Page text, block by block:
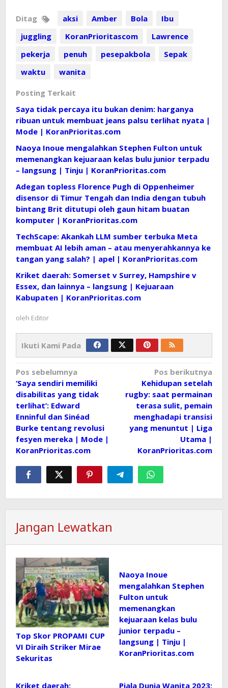
Ditag aksi Amber Bola
Ibu
juggling
KoranPrioritascom
Lawrence
pekerja
penuh pesepakbola
Sepak
waktu
wanita
Posting Terkait
Saya tidak percaya itu bukan denim: harganya
ribuan untuk membuat jeans palsu terlihat nyata |
Mode | KoranPrioritas.com
Naoya Inoue mengalahkan Stephen Fulton untuk
memenangkan kejuaraan kelas bulu junior terpadu
– langsung | Tinju | KoranPrioritas.com
Adegan topless Florence Pugh di Oppenheimer
disensor di Timur Tengah dan India dengan tubuh
bintang Brit ditutupi oleh gaun hitam buatan
komputer | KoranPrioritas.com
TechScape: Akankah LLM sumber terbuka Meta
membuat AI lebih aman – atau menyerahkannya ke
tangan yang salah? | apel | KoranPrioritas.com
Kriket daerah: Somerset v Surrey, Hampshire v
Essex, dan lainnya – langsung | Kejuaraan
Kabupaten | KoranPrioritas.com
oleh Editor
Ikuti Kami Pada
Navigasi
pos
Pos sebelumnya
‘Saya sendiri memiliki
disabilitas yang tidak
terlihat’: Edward
Enninful dan Sinéad
Burke tentang revolusi
fesyen mereka | Mode |
KoranPrioritas.com
Pos berikutnya
Kehidupan setelah
rugby: saat permainan
terasa sulit, pemain
menghadapi transisi
yang menuntut | Liga
Utama |
KoranPrioritas.com
Jangan Lewatkan
Top Skor PROPAMI CUP
VI Diraih Striker Mirae
Sekuritas
Naoya Inoue
mengalahkan Stephen
Fulton untuk
memenangkan
kejuaraan kelas bulu
junior terpadu –
langsung | Tinju |
KoranPrioritas.com
Kriket daerah: Piala Dunia Wanita 2023: